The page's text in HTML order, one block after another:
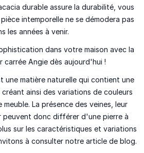
durable assure la durabilité, vous
intemporelle ne se démodera pas
les années à venir.
dans votre maison avec la
carrée Angie dès aujourd'hui !
une matière naturelle qui contient une
ainsi des variations de couleurs
meuble. La présence des veines, leur
peuvent donc différer d'une pierre à
sur les caractéristiques et variations
à consulter notre article de blog.